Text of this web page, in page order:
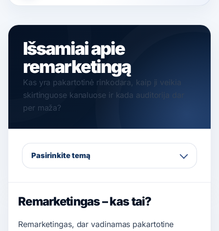
Išsamiai apie
remarketingą
Kas yra pakartotinė rinkodara, kaip ji veikia
skirtinguose kanaluose ir kada auditorija dar
per maža?
Pasirinkite temą
Remarketingas – kas tai?
Remarketingas, dar vadinamas pakartotine